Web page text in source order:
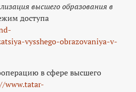
высшего образования в
доступа
vysshego-obrazovaniya-v-
в сфере высшего
www.tatar-